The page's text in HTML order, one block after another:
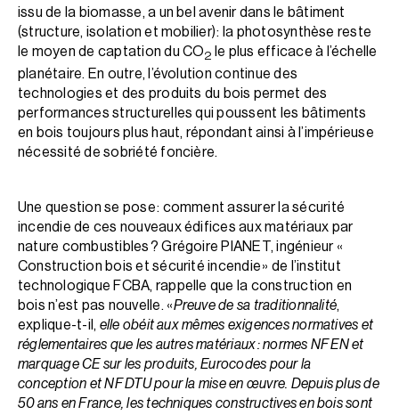
issu de la biomasse, a un bel avenir dans le bâ­timent
(structure, isolation et mobilier) : la photosynthèse reste
le moyen de captation du CO2 le plus efficace à l’échelle
planétaire. En outre, l’évolution continue des
technologies et des produits du bois permet des
performances structurelles qui poussent les bâtiments
en bois toujours plus haut, répondant ainsi à l’impérieuse
nécessité de sobriété foncière.
Une question se pose : comment assurer la sécurité
incendie de ces nouveaux édifices aux matériaux par
nature combustibles ? Grégoire PIANET, ingénieur «
Construction bois et sécurité incendie » de l’institut
technologique FCBA, rappelle que la construction en
bois n’est pas nouvelle. «Preuve de sa traditionnalité,
explique-t-il, elle obéit aux mêmes exigences normatives et
réglementaires que les autres matériaux : normes NF EN et
marquage CE sur les produits, Eurocodes pour la
conception et NF DTU pour la mise en œuvre. Depuis plus de
50 ans en France, les techniques constructives en bois sont